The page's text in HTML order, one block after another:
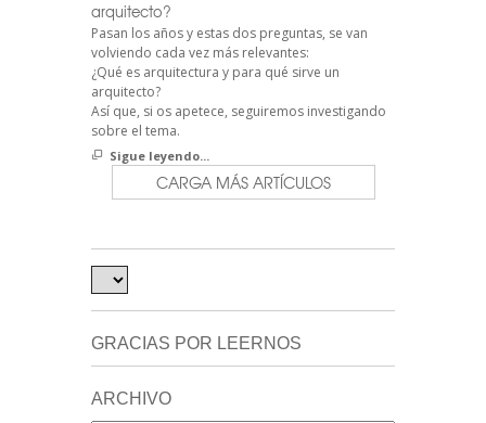
arquitecto?
Pasan los años y estas dos preguntas, se van
volviendo cada vez más relevantes:
¿Qué es arquitectura y para qué sirve un
arquitecto?
Así que, si os apetece, seguiremos investigando
sobre el tema.
Sigue leyendo...
CARGA MÁS ARTÍCULOS
GRACIAS POR LEERNOS
ARCHIVO